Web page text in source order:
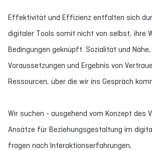
Effektivität und Effizienz entfalten sich
digitaler Tools somit nicht von selbst, ihre
Bedingungen geknüpft. Sozialität und
Voraussetzungen und Ergebnis von
Ressourcen, über die wir ins Gespräch
Wir suchen - ausgehend vom Konzept des
Ansätze für Beziehungsgestaltung im
fragen nach Interaktionserfahrungen,